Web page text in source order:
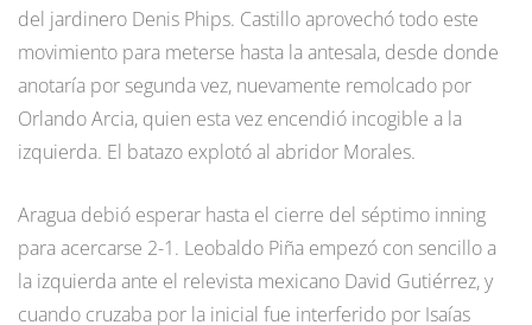
del jardinero Denis Phips. Castillo aprovechó todo este
movimiento para meterse hasta la antesala, desde donde
anotaría por segunda vez, nuevamente remolcado por
Orlando Arcia, quien esta vez encendió incogible a la
izquierda. El batazo explotó al abridor Morales.
Aragua debió esperar hasta el cierre del séptimo inning
para acercarse 2-1. Leobaldo Piña empezó con sencillo a
la izquierda ante el relevista mexicano David Gutiérrez, y
cuando cruzaba por la inicial fue interferido por Isaías